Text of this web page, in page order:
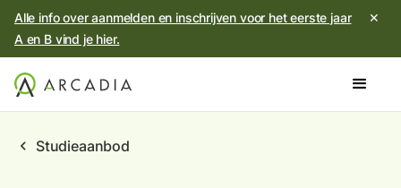
Alle info over aanmelden en inschrijven voor het eerste jaar
A en B vind je hier.
✕
chevron_left Studieaanbod